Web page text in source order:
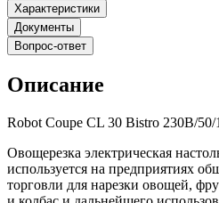
Характеристики
Документы
Вопрос-ответ
Описание
Robot Coupe CL 30 Bistro 230B/50/1
Овощерезка электрическая
используется на предприятиях
торговли для нарезки овощей,